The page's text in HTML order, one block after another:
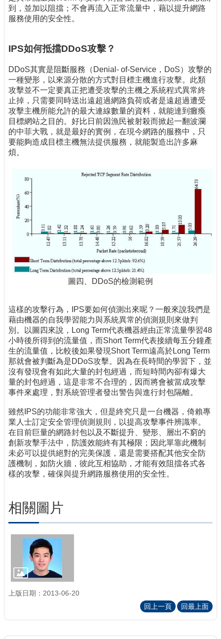
到，並加以阻擋；不會再流入正常流量中，藉以提升網路
服務使用的安全性。
IPS如何抵擋DDoS攻擊？
DDoS其實是阻斷服務（Denial- of-Service，DoS）攻擊的
一種變形，以來源分散的方式對目標主機進行攻擊。此類
攻擊並不一定要真正把遭受攻擊的主機之系統程式異常終
止掉，只需要同時送出遠超過網路負荷或者是遠超過遭受
攻擊主機所能允許的最大連線數量的資料，就能達到癱瘓
目標網站之目的。好比日前因漁民被射殺而掀起一翻波瀾
的中菲大戰，就是最好的實例，在現今網路的服務中，只
要能夠造成目標主機無法提供服務，就能製造出許多麻
煩。
圖四、DDoS的檢測範例
這樣的攻擊行為，IPS要如何偵測出來呢？一般來說我們是
藉由機器的自我學習能力與系統異常的偵測規則來做判
別。以圖四來說，Long Term代表機器經由正常流量學習48
小時後所得到的流量值，而Short Term代表接續每五分鐘產
生的流量值，比較後如果發現Short Term遠高於Long Term
那就會被判斷為是DDoS攻擊。因為在長時間的學習下，並
沒有發現會有如此大量的封包經過，而短時間內卻有爆大
量的封包經過，這是非常不合理的，因而將會被當成攻擊
事件來處理，對系統管理者發出警告與進行封包隔離。
雖然IPS的功能非常強大，但是終究只是一台機器，倚賴專
業人士訂定安全管理偵測規則，以提高攻擊事件辨識率。
在目前巨量的網路封包以及不斷提升、變形、層出不窮的
創新攻擊手法中，防護效能終有其極限；因此單靠此機制
未必可以提供絕對的完美保護，還是需要搭配其他安全防
護機制，如防火牆，彼此互相協助，才能有效阻擋各式各
樣的攻擊，確保與提升網路服務使用的安全性。
相關圖片
上版日期：2013-06-20
回上一頁
回最上面